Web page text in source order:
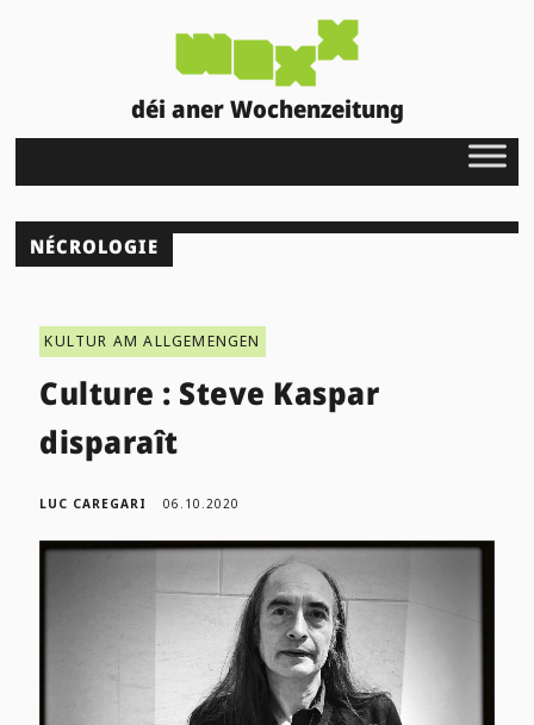
déi aner Wochenzeitung
NÉCROLOGIE
KULTUR AM ALLGEMENGEN
Culture : Steve Kaspar
disparaît
LUC CAREGARI 06.10.2020